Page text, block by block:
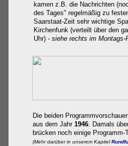
kamen z.B. die Nachrichten
des Tages" regelmäßig zu
Saarstaat-Zeit sehr wichtige
Kirchenfunk (verteilt über den
Uhr) - siehe rechts im Montags-
Die beiden
aus dem Jahr 1946. Damals
brücken noch einige Programm-
(Mehr darüber in unserem Kapitel